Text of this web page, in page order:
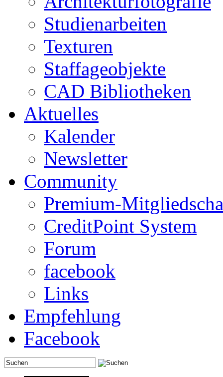
Studienarbeiten
Texturen
Staffageobjekte
CAD Bibliotheken
Aktuelles
Kalender
Newsletter
Community
Premium-
CreditPoint System
Forum
facebook
Links
Empfehlung
Facebook